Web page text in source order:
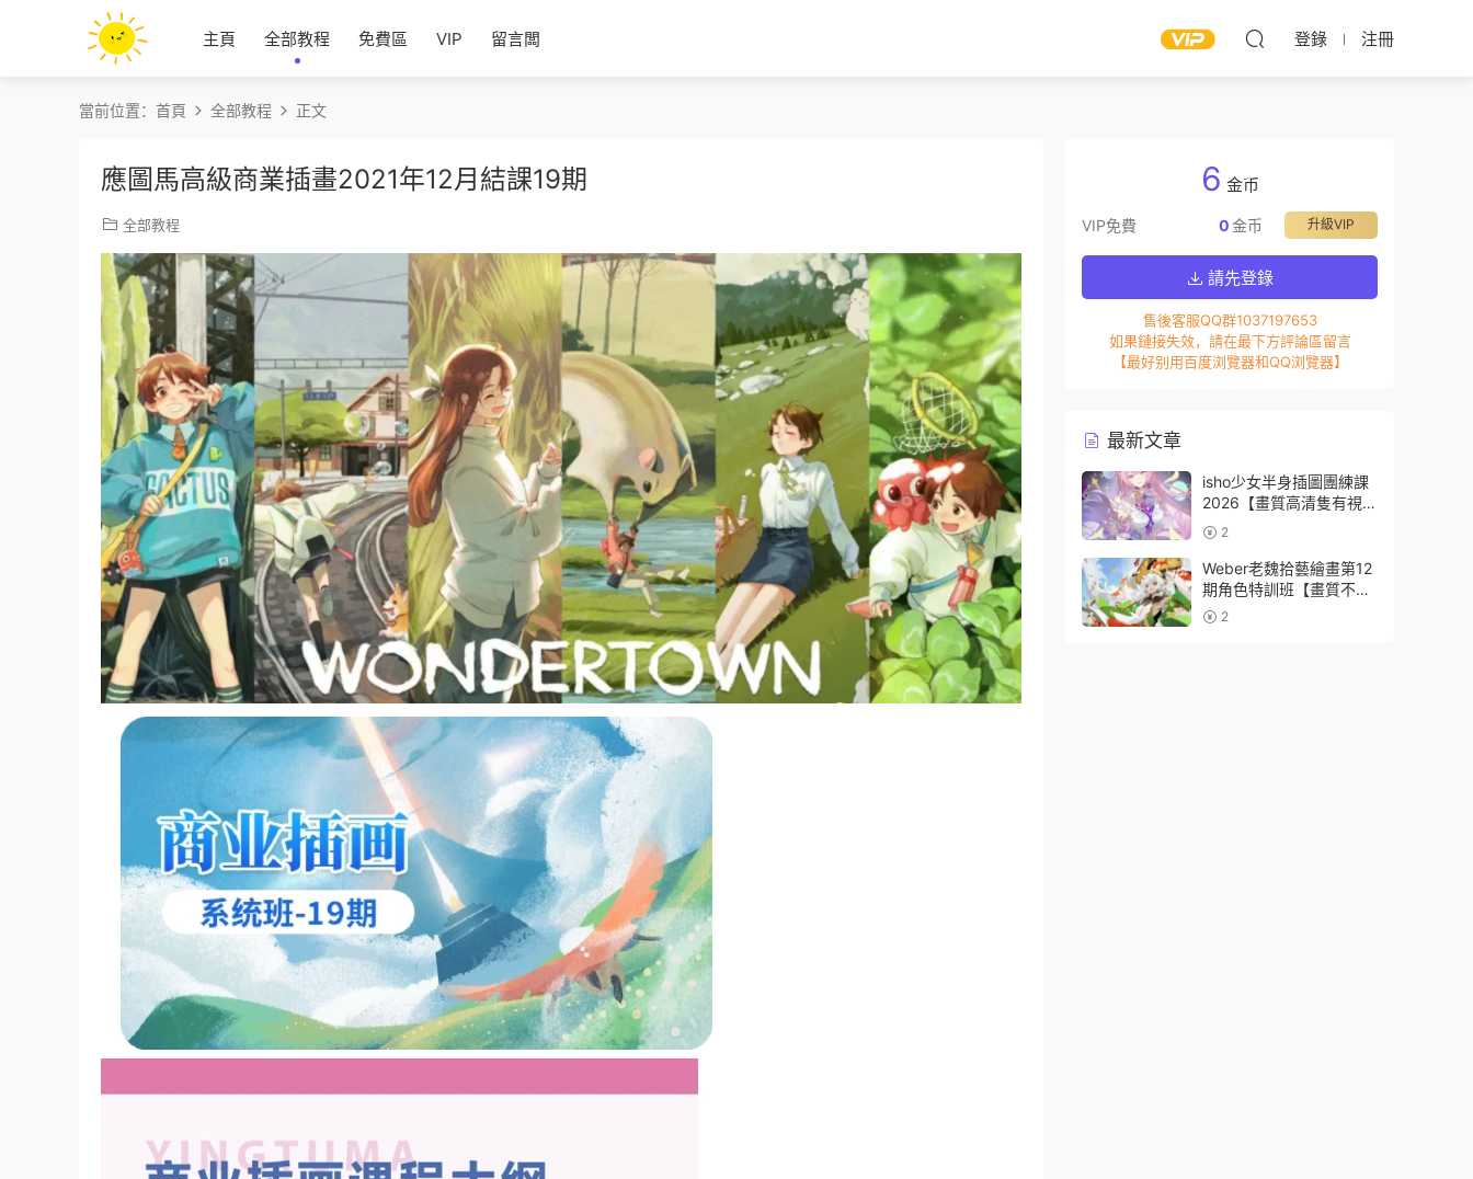
主頁 全部教程 免費區 VIP 留言闆 登錄 注冊
當前位置： 首頁 全部教程 正文
應圖馬高級商業插畫2021年12月結課19期
全部教程
6 金币
VIP免費 升級VIP
0金币
請先登錄
售後客服QQ群1037197653
如果鏈接失效，請在最下方評論區留言
【最好别用百度浏覽器和QQ浏覽器】
最新文章
isho少女半身插圖團練課
2026【畫質高清隻有視
頻】2
Weber老魏拾藝繪畫第12
期角色特訓班【畫質不錯
隻有視頻】
2